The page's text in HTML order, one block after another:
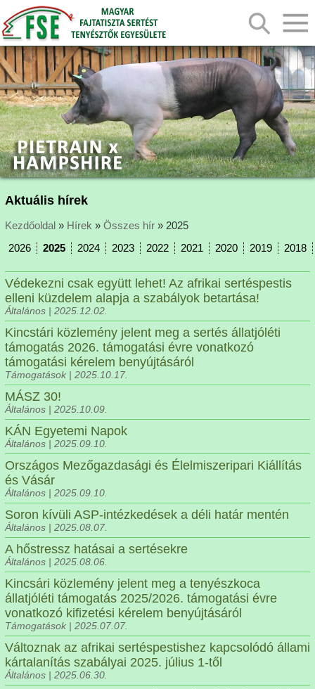
Aktuális hírek
Kezdőoldal» Hírek » Összes hír» 2025
2026
2025 2024 2023 2022 2021 2020 2019 2018
Védekezni csak együtt lehet! Az afrikai sertéspestis
elleni küzdelem alapja a szabályok betartása!
Általános | 2025.12.02.
Kincstári közlemény jelent meg a sertés állatjóléti
támogatás 2026. támogatási évre vonatkozó
támogatási kérelem benyújtásáról
Támogatások | 2025.10.17.
MÁSZ 30!
Általános | 2025.10.09.
KÁN Egyetemi Napok
Általános | 2025.09.10.
Országos Mezőgazdasági és Élelmiszeripari Kiállítás
és Vásár
Általános | 2025.09.10.
Soron kívüli ASP-intézkedések a déli határ mentén
Általános | 2025.08.07.
A hőstressz hatásai a sertésekre
Általános | 2025.08.06.
Kincsári közlemény jelent meg a tenyészkoca
állatjóléti támogatás 2025/2026. támogatási évre
vonatkozó kifizetési kérelem benyújtásáról
Támogatások | 2025.07.07.
Változnak az afrikai sertéspestishez kapcsolódó állami
kártalanítás szabályai 2025. július 1-től
Általános | 2025.06.30.